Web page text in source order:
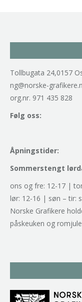
Tollbugata 24,0157
ng@norske-
org.nr. 971 435 828
Følg oss:
Åpningstider:
Sommerstengt
ons og fre: 12-17 |
lør: 12-16 | søn – tir:
Norske Grafikere
påskeuken og